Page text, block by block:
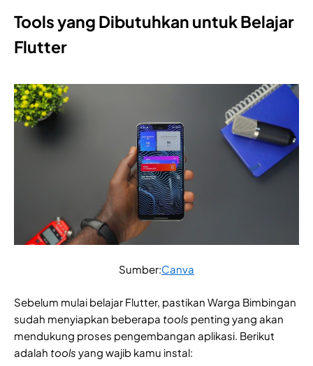
Tools yang Dibutuhkan untuk Belajar
Flutter
Sumber:Canva
Sebelum mulai belajar Flutter, pastikan Warga Bimbingan
sudah menyiapkan beberapa tools penting yang akan
mendukung proses pengembangan aplikasi. Berikut
adalah tools yang wajib kamu instal: